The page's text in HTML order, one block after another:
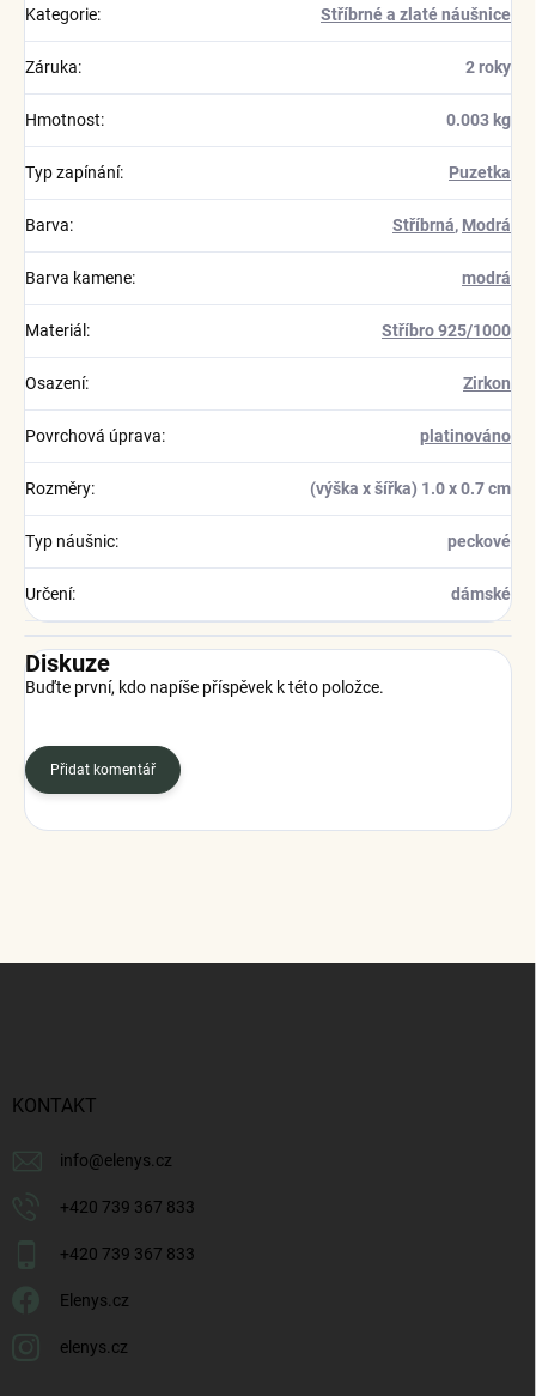
Kategorie: Stříbrné a zlaté náušnice
Záruka: 2 roky
Hmotnost: 0.003 kg
Typ zapínání: Puzetka
Barva: Stříbrná, Modrá
Barva kamene: modrá
Materiál : Stříbro 925/1000
Osazení: Zirkon
Povrchová úprava: platinováno
Rozměry: (výška x šířka) 1.0 x 0.7 cm
Typ náušnic: peckové
Určení: dámské
Diskuze
Buďte první, kdo napíše příspěvek k této položce.
Přidat komentář
KONTAKT
info@elenys.cz
+420 739 367 833
+420 739 367 833
Elenys.cz
elenys.cz